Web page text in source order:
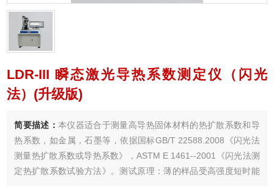
LDR-III 瞬态激光导热系数测定仪（闪光
法）(升级版)
简要描述： 本仪器适合于测量高导热固体材料的热扩散系数和导
热系数，如金属，石墨等，依据国标GB/T 22588.2008《闪光法
测量热扩散系数或导热系数》，ASTM E 1461--2001《闪光法测
定热扩散系数试验方法》。测试原理：薄的样品受高强度短时能